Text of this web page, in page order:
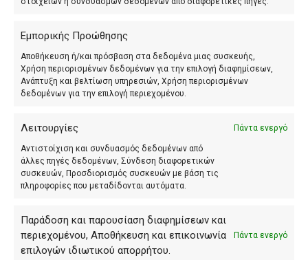
Εμπορικής Προώθησης
Αποθήκευση ή/και πρόσβαση στα δεδομένα μιας συσκευής,
Χρήση περιορισμένων δεδομένων για την επιλογή διαφημίσεων,
Ανάπτυξη και βελτίωση υπηρεσιών, Χρήση περιορισμένων
δεδομένων για την επιλογή περιεχομένου.
Λειτουργίες Πάντα ενεργό
Αντιστοίχιση και συνδυασμός δεδομένων από
άλλες πηγές δεδομένων, Σύνδεση διαφορετικών
συσκευών, Προσδιορισμός συσκευών με βάση τις
πληροφορίες που μεταδίδονται αυτόματα.
Παράδοση και παρουσίαση διαφημίσεων και
περιεχομένου, Αποθήκευση και επικοινωνία
επιλογών ιδιωτικού απορρήτου.
Πάντα ενεργό
αίτια, όπως γαστρεντερίτιδα, οξεία παγκρεατίτιδα,
Πώς γίνεται η διάγνωση της οξείας
κοιλίας;
φυσικής εξέτασης, αιματολογικών εξετάσεων και
απεικονιστικού ελέγχου, όπως υπερηχογράφημα κοιλίας,
απλή ακτινογραφία ή αξονική τομογραφία με σκιαγραφικό.
Πώς αντιμετωπίζεται η οξεία κοιλία;
Η αντιμετώπιση εξαρτάται από την αιτία και τη
σοβαρότητα. Μπορεί να περιλαμβάνει χειρουργική
επέμβαση, συνήθως λαπαροσκοπική όταν υπάρχει